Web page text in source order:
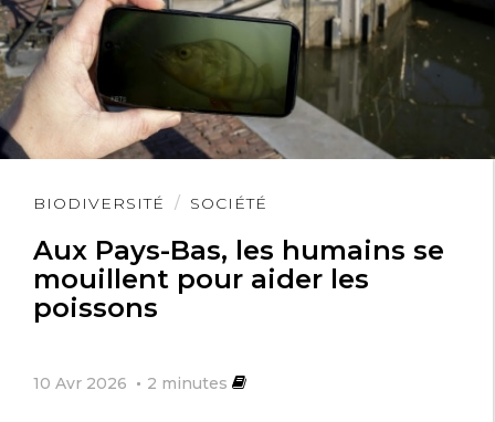
BIODIVERSITÉ SOCIÉTÉ
Aux Pays-Bas, les humains se
mouillent pour aider les
poissons
10 Avr 2026 2 minutes
Lire